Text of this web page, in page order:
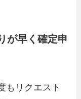
が早く確定申
もリクエスト